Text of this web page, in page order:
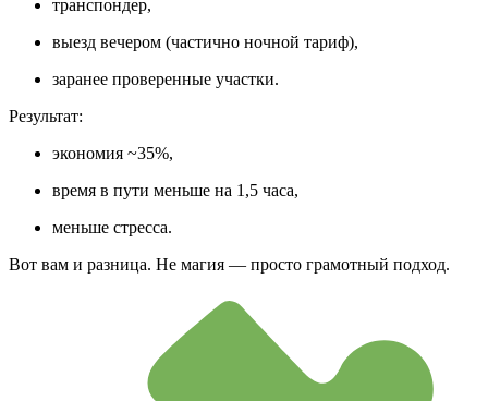
транспондер,
выезд вечером (частично ночной тариф),
заранее проверенные участки.
Результат:
экономия ~35%,
время в пути меньше на 1,5 часа,
меньше стресса.
Вот вам и разница. Не магия — просто грамотный подход.